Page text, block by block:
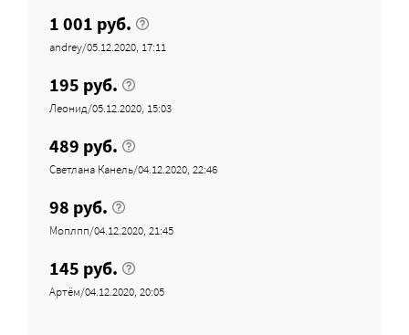
1 001 руб.
andrey/05.12.2020, 17:11
195 руб.
Леонид/05.12.2020, 15:03
489 руб.
Светлана Канель/04.12.2020, 22:46
98 руб.
Моплпп/04.12.2020, 21:45
145 руб.
Артём/04.12.2020, 20:05